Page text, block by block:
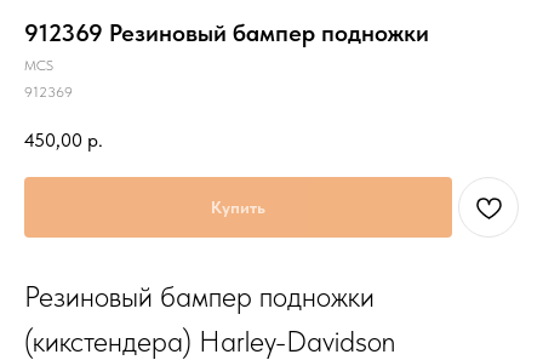
912369 Резиновый бампер подножки
MCS
912369
450,00 р.
Купить
Резиновый бампер подножки
(кикстендера) Harley-Davidson